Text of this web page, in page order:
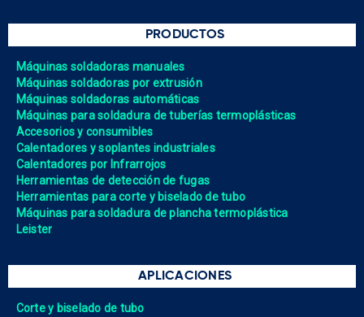
PRODUCTOS
Máquinas soldadoras manuales
Máquinas soldadoras por extrusión
Máquinas soldadoras automáticas
Máquinas para soldadura de tuberías termoplásticas
Accesorios y consumibles
Calentadores y soplantes industriales
Calentadores por Infrarrojos
Herramientas de detección de fugas
Herramientas para corte y biselado de tubo
Máquinas para soldadura de plancha termoplástica
Leister
APLICACIONES
Corte y biselado de tubo